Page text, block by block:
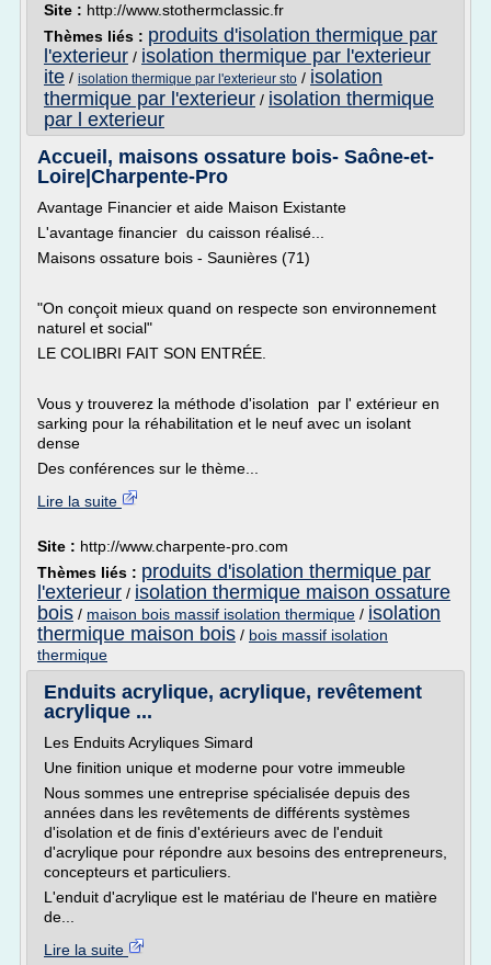
Site : http://www.stothermclassic.fr
Thèmes liés : produits d'isolation thermique par
l'exterieur / isolation thermique par l'exterieur
ite / isolation thermique par l'exterieur sto / isolation
thermique par l'exterieur / isolation thermique
par l exterieur
Accueil, maisons ossature bois- Saône-et-
Loire|Charpente-Pro
Avantage Financier et aide Maison Existante
L'avantage financier du caisson réalisé...
Maisons ossature bois - Saunières (71)
"On conçoit mieux quand on respecte son environnement
naturel et social"
LE COLIBRI FAIT SON ENTRÉE.
Vous y trouverez la méthode d'isolation par l' extérieur en
sarking pour la réhabilitation et le neuf avec un isolant
dense
Des conférences sur le thème...
Lire la suite
Site : http://www.charpente-pro.com
Thèmes liés : produits d'isolation thermique par
l'exterieur / isolation thermique maison ossature
bois / maison bois massif isolation thermique / isolation
thermique maison bois / bois massif isolation
thermique
Enduits acrylique, acrylique, revêtement
acrylique ...
Les Enduits Acryliques Simard
Une finition unique et moderne pour votre immeuble
Nous sommes une entreprise spécialisée depuis des
années dans les revêtements de différents systèmes
d'isolation et de finis d'extérieurs avec de l'enduit
d'acrylique pour répondre aux besoins des entrepreneurs,
concepteurs et particuliers.
L'enduit d'acrylique est le matériau de l'heure en matière
de...
Lire la suite